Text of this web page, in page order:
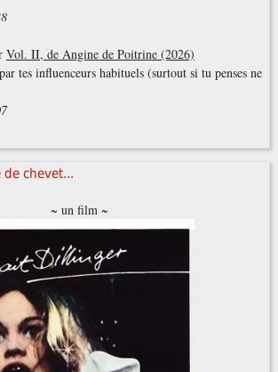
Vol. II, de Angine de Poitrine (2026)
tes influenceurs habituels (surtout si tu penses ne
chevet...
~ un film ~